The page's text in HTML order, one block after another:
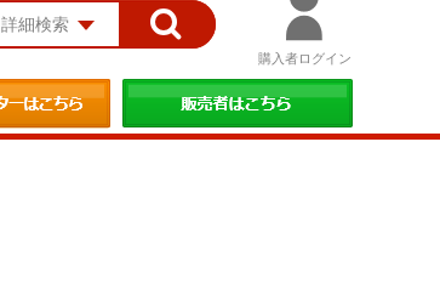
詳細検索
購入者ログイン